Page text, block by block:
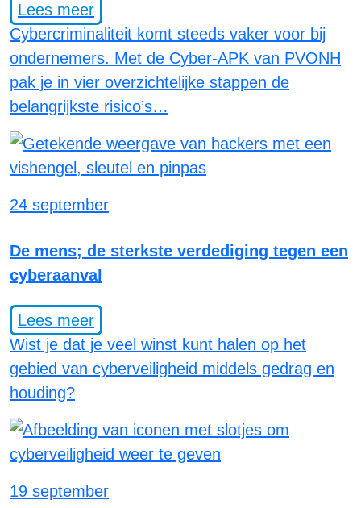
Lees meer
Cybercriminaliteit komt steeds vaker voor bij
ondernemers. Met de Cyber-APK van PVONH
pak je in vier overzichtelijke stappen de
belangrijkste risico’s…
24 september
De mens; de sterkste verdediging tegen een
cyberaanval
Lees meer
Wist je dat je veel winst kunt halen op het
gebied van cyberveiligheid middels gedrag en
houding?
19 september